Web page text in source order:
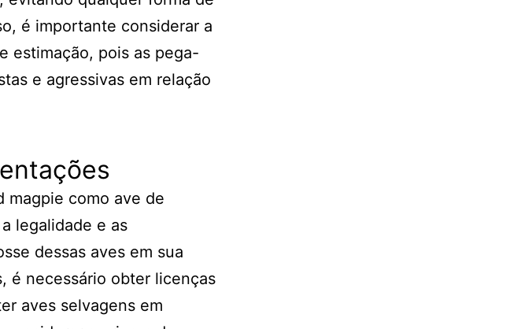
é importante considerar a
estimação, pois as pega-
e agressivas em relação
magpie como ave de
legalidade e as
dessas aves em sua
é necessário obter licenças
aves selvagens em